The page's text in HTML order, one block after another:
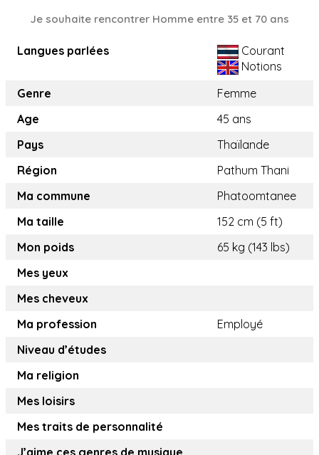
Je souhaite rencontrer Homme entre 35 et 70 ans
Langues parlées
Courant
Notions
Genre
Femme
Age
45 ans
Pays
Thaïlande
Région
Pathum Thani
Ma commune
Phatoomtanee
Ma taille
152 cm (5 ft)
Mon poids
65 kg (143 lbs)
Mes yeux
Mes cheveux
Ma profession
Employé
Niveau d’études
Ma religion
Mes loisirs
Mes traits de personnalité
J’aime ces genres de musique